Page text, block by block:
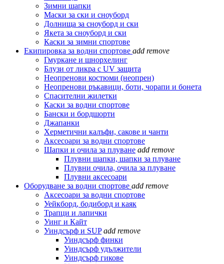
Зимни шапки
Маски за ски и сноуборд
Долнища за сноуборд и ски
Якета за сноуборд и ски
Каски за зимни спортове
Екипировка за водни спортове add remove
Гмуркане и шнорхелинг
Блузи от ликра с UV защита
Неопренови костюми (неопрен)
Неопренови ръкавици, боти, чорапи и бонета
Спасителни жилетки
Каски за водни спортове
Бански и бордшорти
Джапанки
Херметични калъфи, сакове и чанти
Аксесоари за водни спортове
Шапки и очила за плуване add remove
Плувни шапки, шапки за плуване
Плувни очила, очила за плуване
Плувни аксесоари
Оборудване за водни спортове add remove
Аксесоари за водни спортове
Уейкборд, бодиборд и каяк
Трапци и лапички
Уинг и Кайт
Уиндсърф и SUP add remove
Уиндсърф финки
Уиндсърф удължители
Уиндсърф гикове